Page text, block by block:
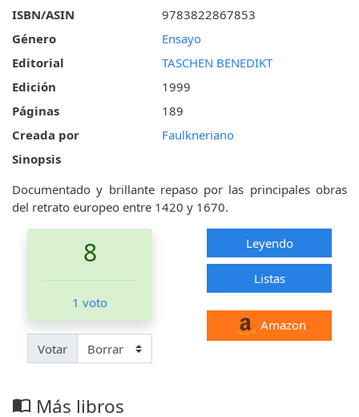
ISBN/ASIN
9783822867853
Género
Ensayo
Editorial
TASCHEN BENEDIKT
Edición
1999
Páginas
189
Creada por
Faulkneriano
Sinopsis
Documentado y brillante repaso por las principales obras
del retrato europeo entre 1420 y 1670.
8
1 voto
Votar
Leyendo
Listas
Amazon
import_contacts Más libros